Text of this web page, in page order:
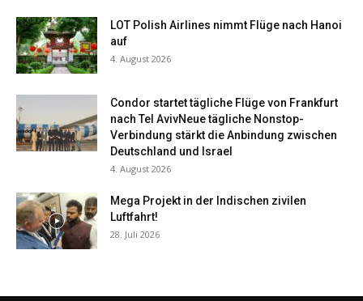
LOT Polish Airlines nimmt Flüge nach Hanoi
auf
4. August 2026
Condor startet tägliche Flüge von Frankfurt
nach Tel AvivNeue tägliche Nonstop-
Verbindung stärkt die Anbindung zwischen
Deutschland und Israel
4. August 2026
Mega Projekt in der Indischen zivilen
Luftfahrt!
28. Juli 2026